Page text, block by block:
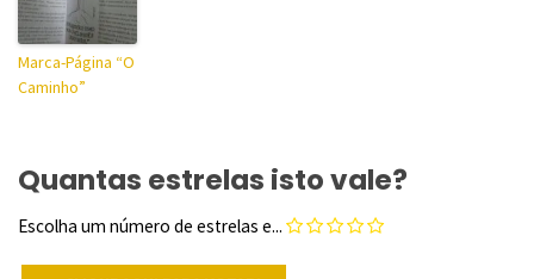
Marca-Página “O
Caminho”
Quantas estrelas isto vale?
Escolha um número de estrelas e...